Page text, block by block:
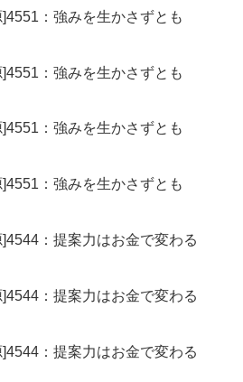
]4551：強みを生かさずとも
]4551：強みを生かさずとも
]4551：強みを生かさずとも
]4551：強みを生かさずとも
]4544：提案力はお金で変わる
]4544：提案力はお金で変わる
]4544：提案力はお金で変わる